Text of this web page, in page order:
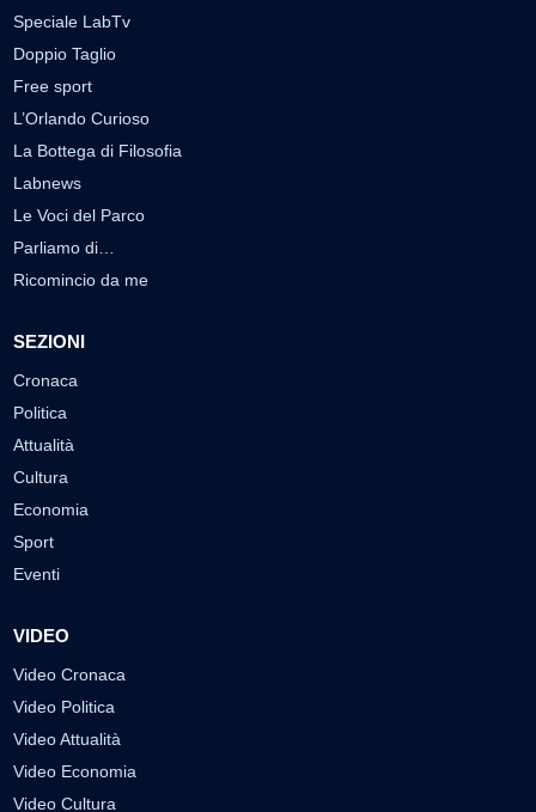
Speciale LabTv
Doppio Taglio
Free sport
L’Orlando Curioso
La Bottega di Filosofia
Labnews
Le Voci del Parco
Parliamo di…
Ricomincio da me
SEZIONI
Cronaca
Politica
Attualità
Cultura
Economia
Sport
Eventi
VIDEO
Video Cronaca
Video Politica
Video Attualità
Video Economia
Video Cultura